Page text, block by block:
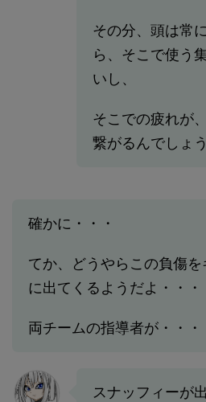
その分、頭は常
ら、そこで使う
いし、
そこでの疲れが
繋がるんでしょう
確かに・・・
てか、どうやらこの負傷を
に出てくるようだよ・・・
両チームの指導者が・・・
スナッフィーが